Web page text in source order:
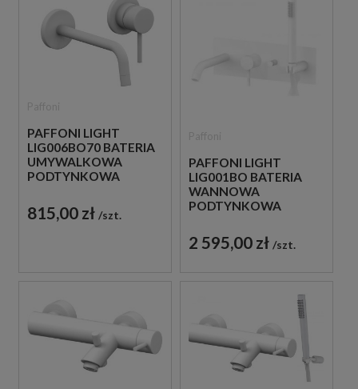
PAFFONI LIGHT
LIG006BO70 BATERIA
UMYWALKOWA
PODTYNKOWA
BIAŁA
815,00 zł szt.
PAFFONI LIGHT
LIG001BO BATERIA
WANNOWA
PODTYNKOWA
BIAŁA
2 595,00 zł szt.